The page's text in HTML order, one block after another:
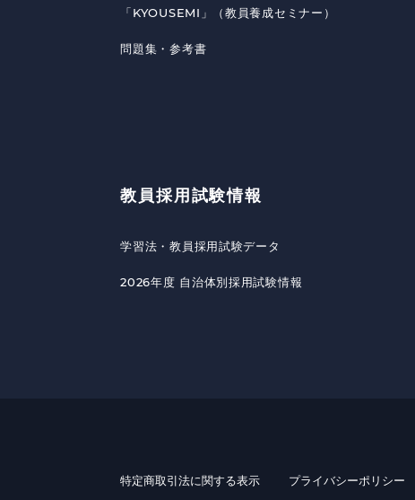
「KYOUSEMI」（教員養成セミナー）
問題集・参考書
教員採用試験情報
学習法・教員採用試験データ
2026年度 自治体別採用試験情報
特定商取引法に関する表示 プライバシーポリシー